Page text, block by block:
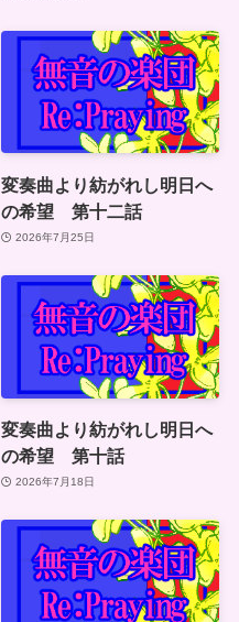
変奏曲より紡がれし明日へ
の希望 第十二話
2026年7月25日
変奏曲より紡がれし明日へ
の希望 第十話
2026年7月18日